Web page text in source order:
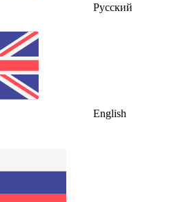
Русский
English